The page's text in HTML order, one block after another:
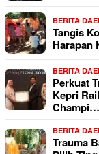
BERITA
Tangis
Harapan
BERITA
Perkuat
Kepri
Champi…
BERITA
Trauma